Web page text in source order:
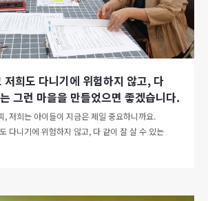
저희도 다니기에 위험하지 않고, 다
그런 마을을 만들었으면 좋겠습니다.
, 저희는 아이들이 지금은 제일 중요하니까요.
다니기에 위험하지 않고, 다 같이 잘 살 수 있는